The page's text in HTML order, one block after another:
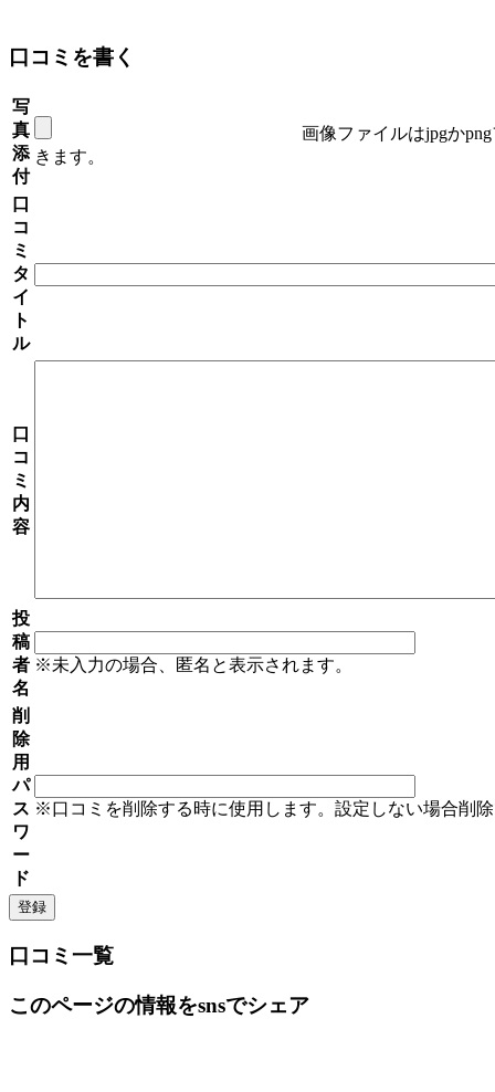
口コミを書く
写
真
添
付
画像ファイルはjpgか
きます。
口
コ
ミ
タ
イ
ト
ル
口
コ
ミ
内
容
投
稿
者
名
※未入力の場合、匿名と表示されます。
削
除
用
パ
ス
ワ
ー
ド
※口コミを削除する時に使用します。設定しない場合削
口コミ一覧
このページの情報をsnsでシェア